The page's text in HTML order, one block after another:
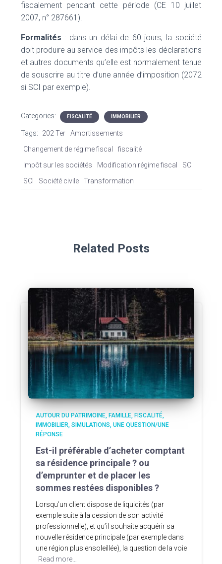
fiscalement pendant cette période (CE 10 juillet
2007, n° 287661).
Formalités : dans un délai de 60 jours, la société
doit produire au service des impôts les déclarations
et autres documents qu’elle est normalement tenue
de souscrire au titre d’une année d’imposition (2072
si SCI par exemple).
Categories: FISCALITÉ IMMOBILIER
Tags: 202 Ter
Amortissements
Changement de régime fiscal
fiscalité
Impôt sur les sociétés
Modification régime fiscal
SC
SCI
Société civile Transformation
Related Posts
AUTOUR DU PATRIMOINE FAMILLE
FISCALITÉ
IMMOBILIER SIMULATIONS UNE QUESTION/UNE
RÉPONSE
Est-il préférable d’acheter comptant
sa résidence principale ? ou
d’emprunter et de placer les
sommes restées disponibles ?
Lorsqu’un client dispose de liquidités (par
exemple suite à la cession de son activité
professionnelle), et qu’il souhaite acquérir sa
nouvelle résidence principale (par exemple dans
une région plus ensoleillée), la question de la voie
Read more…